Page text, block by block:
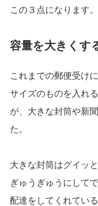
この３点になります。
容量を大きくす
これまでの郵便受け
サイズのものを入れ
が、大きな封筒や新
た。
大きな封筒はグイッ
ぎゅうぎゅうにして
配達をしてくれてい